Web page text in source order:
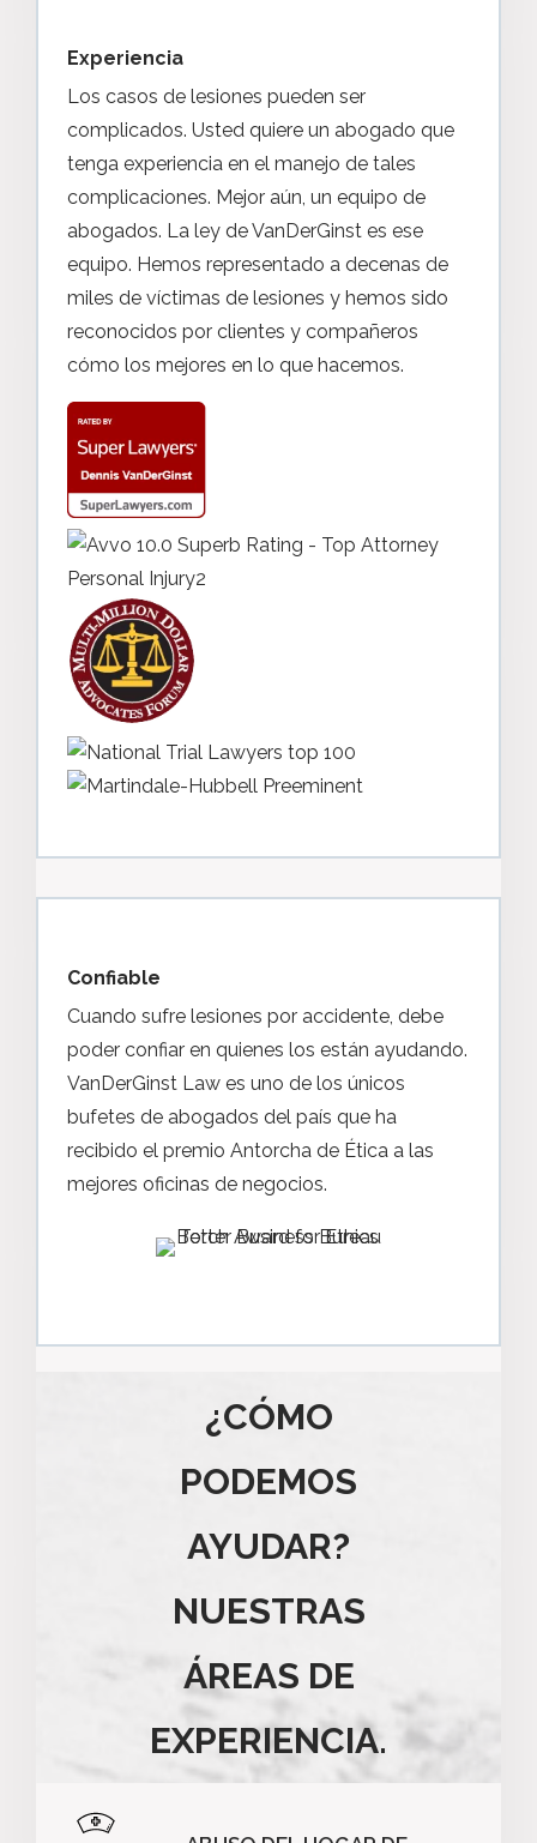
Experiencia
Los casos de lesiones pueden ser
complicados. Usted quiere un abogado que
tenga experiencia en el manejo de tales
complicaciones. Mejor aún, un equipo de
abogados. La ley de VanDerGinst es ese
equipo. Hemos representado a decenas de
miles de víctimas de lesiones y hemos sido
reconocidos por clientes y compañeros
cómo los mejores en lo que hacemos.
Confiable
Cuando sufre lesiones por accidente, debe
poder confiar en quienes los están ayudando.
VanDerGinst Law es uno de los únicos
bufetes de abogados del país que ha
recibido el premio Antorcha de Ética a las
mejores oficinas de negocios.
¿CÓMO
PODEMOS
AYUDAR?
NUESTRAS
ÁREAS DE
EXPERIENCIA.